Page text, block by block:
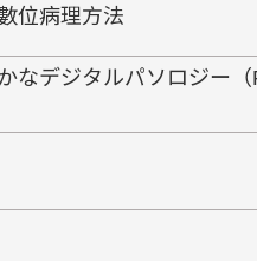
位病理方法
なデジタルパソロジー（